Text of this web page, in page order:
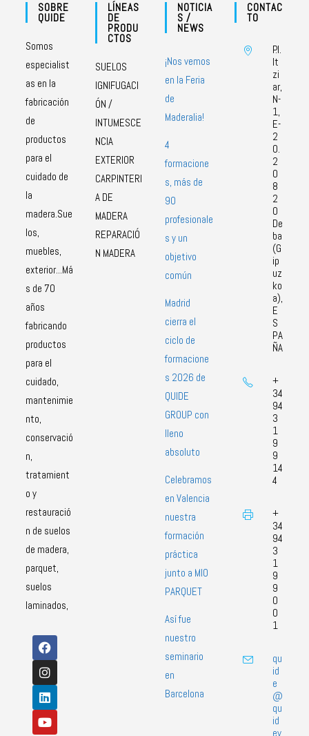
SOBRE
QUIDE
Somos
especialist
as en la
fabricación
de
productos
para el
cuidado de
la
madera.Sue
los,
muebles,
exterior...Má
s de 70
años
fabricando
productos
para el
cuidado,
mantenimie
nto,
conservació
n,
tratamient
o y
restauració
n de suelos
de madera,
parquet,
suelos
laminados,
LÍNEAS
DE
PRODU
CTOS
SUELOS
IGNIFUGACI
ÓN /
INTUMESCE
NCIA
EXTERIOR
CARPINTERI
A DE
MADERA
REPARACIÓ
N MADERA
NOTICIA
S /
NEWS
¡Nos vemos
en la Feria
de
Maderalia!
4
formacione
s, más de
90
profesionale
s y un
objetivo
común
Madrid
cierra el
ciclo de
formacione
s 2026 de
QUIDE
GROUP con
lleno
absoluto
Celebramos
en Valencia
nuestra
formación
práctica
junto a MIO
PARQUET
Así fue
nuestro
seminario
en
Barcelona
CONTAC
TO
P.I.
It
zi
ar,
N-
1,
E-
2
0.
2
0
8
2
0
De
ba
(G
ip
uz
ko
a),
E
S
PA
ÑA
+
34
94
3
1
9
9
14
4
+
34
94
3
1
9
9
0
0
1
qu
id
e
@
qu
id
ev